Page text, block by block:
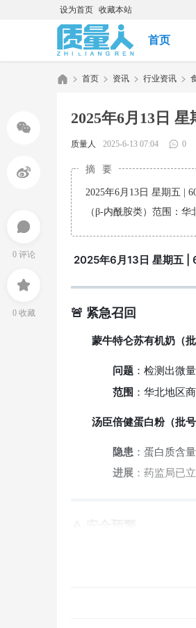
设为首页 收藏本站
首页
积分购买卡密
›
首页
›
资讯
›
行业资讯
›
0 评论
0 收藏
2025年6月13日
质量人 2025-6-13 07:04 0
摘要
2025年6月13日 星期五 |
（β-内酰胺类）范围：
2025年6月13日 星期五 |
🚨 紧急召回
蒙牛特仑苏有机奶（
问题 ：检测出微
范围 ：华北地区
汤臣倍健蛋白粉（批
隐患 ：蛋白质含
进展 ：药监局已
：